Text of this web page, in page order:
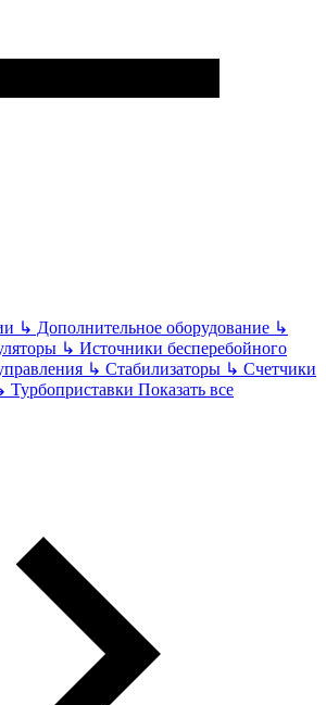
↳ Дополнительное оборудование ↳
↳ Источники бесперебойного
↳ Стабилизаторы ↳ Счетчики
Турбоприставки Показать все